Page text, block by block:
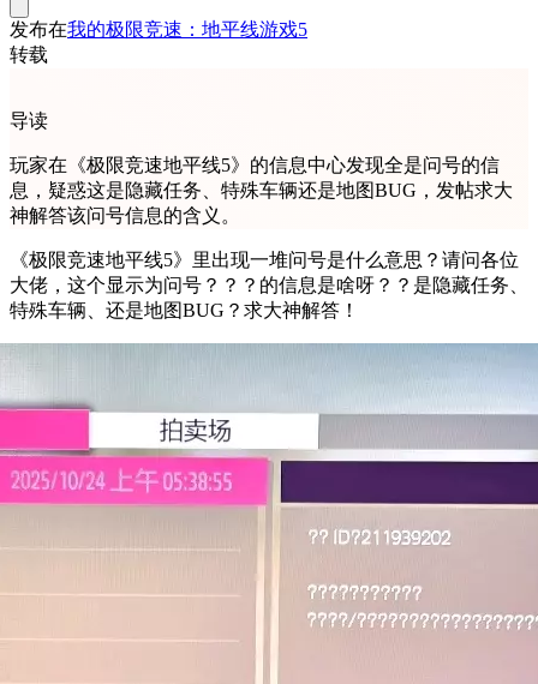
发布在我的极限竞速：地平线游戏5
转载
导读
玩家在《极限竞速地平线5》的信息中心发现全是问号的信
息，疑惑这是隐藏任务、特殊车辆还是地图BUG，发帖求大
神解答该问号信息的含义。
《极限竞速地平线5》里出现一堆问号是什么意思？请问各位
大佬，这个显示为问号？？？的信息是啥呀？？是隐藏任务、
特殊车辆、还是地图BUG？求大神解答！